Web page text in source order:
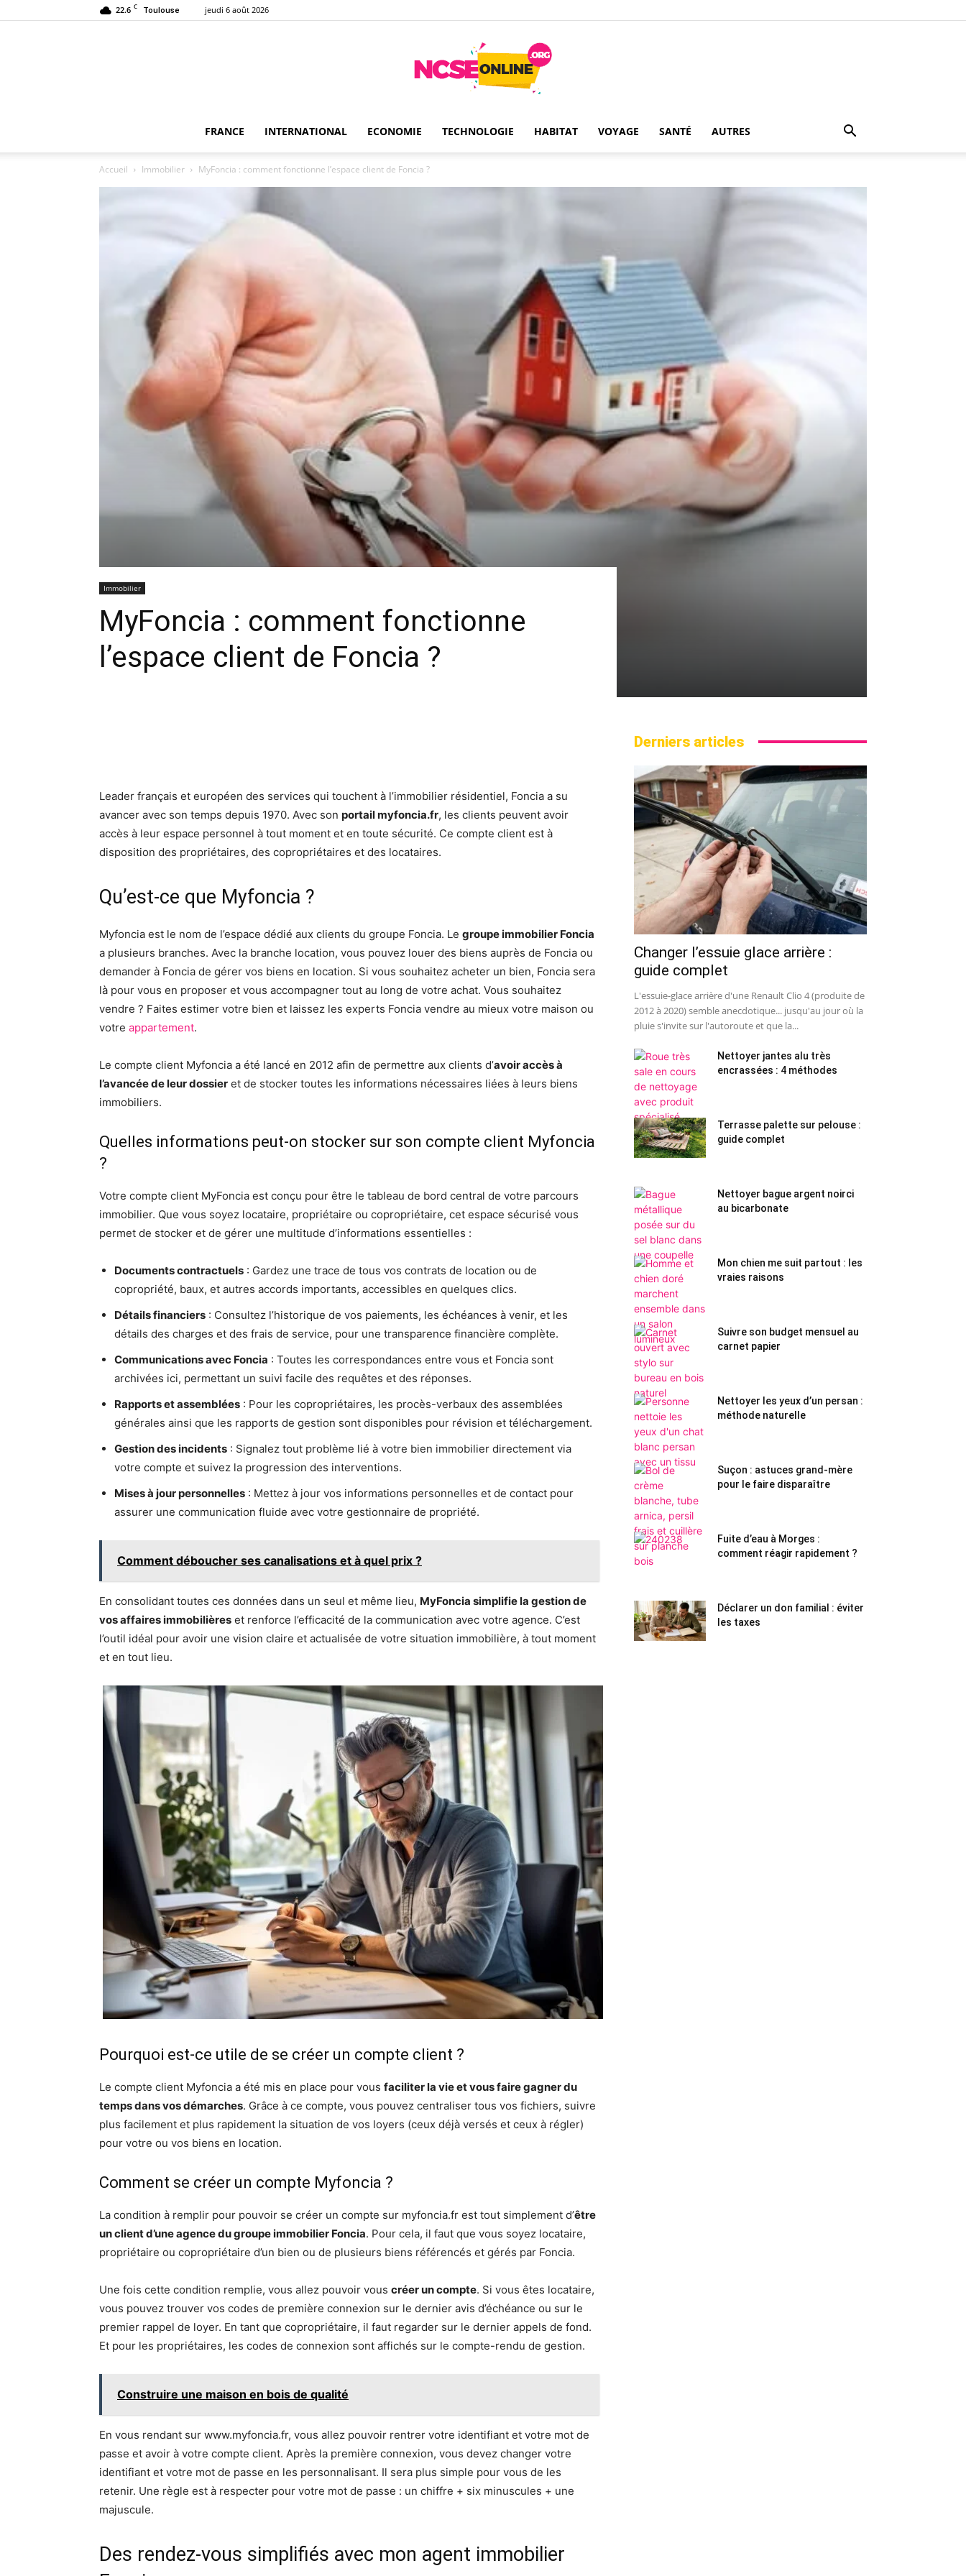
22.6 C Toulouse jeudi 6 août 2026
FRANCE INTERNATIONAL ECONOMIE TECHNOLOGIE HABITAT VOYAGE SANTÉ AUTRES
Accueil Immobilier MyFoncia : comment fonctionne l’espace client de Foncia ?
Immobilier
MyFoncia : comment fonctionne
l’espace client de Foncia ?
Leader français et européen des services qui touchent à l’immobilier résidentiel, Foncia a su
avancer avec son temps depuis 1970. Avec son portail myfoncia.fr, les clients peuvent avoir
accès à leur espace personnel à tout moment et en toute sécurité. Ce compte client est à
disposition des propriétaires, des copropriétaires et des locataires.
Qu’est-ce que Myfoncia ?
Myfoncia est le nom de l’espace dédié aux clients du groupe Foncia. Le groupe immobilier Foncia
a plusieurs branches. Avec la branche location, vous pouvez louer des biens auprès de Foncia ou
demander à Foncia de gérer vos biens en location. Si vous souhaitez acheter un bien, Foncia sera
là pour vous en proposer et vous accompagner tout au long de votre achat. Vous souhaitez
vendre ? Faites estimer votre bien et laissez les experts Foncia vendre au mieux votre maison ou
votre appartement.
Le compte client Myfoncia a été lancé en 2012 afin de permettre aux clients d’avoir accès à
l’avancée de leur dossier et de stocker toutes les informations nécessaires liées à leurs biens
immobiliers.
Quelles informations peut-on stocker sur son compte client Myfoncia
?
Votre compte client MyFoncia est conçu pour être le tableau de bord central de votre parcours
immobilier. Que vous soyez locataire, propriétaire ou copropriétaire, cet espace sécurisé vous
permet de stocker et de gérer une multitude d’informations essentielles :
Documents contractuels : Gardez une trace de tous vos contrats de location ou de
copropriété, baux, et autres accords importants, accessibles en quelques clics.
Détails financiers : Consultez l’historique de vos paiements, les échéances à venir, et les
détails des charges et des frais de service, pour une transparence financière complète.
Communications avec Foncia : Toutes les correspondances entre vous et Foncia sont
archivées ici, permettant un suivi facile des requêtes et des réponses.
Rapports et assemblées : Pour les copropriétaires, les procès-verbaux des assemblées
générales ainsi que les rapports de gestion sont disponibles pour révision et téléchargement.
Gestion des incidents : Signalez tout problème lié à votre bien immobilier directement via
votre compte et suivez la progression des interventions.
Mises à jour personnelles : Mettez à jour vos informations personnelles et de contact pour
assurer une communication fluide avec votre gestionnaire de propriété.
Comment déboucher ses canalisations et à quel prix ?
En consolidant toutes ces données dans un seul et même lieu, MyFoncia simplifie la gestion de
vos affaires immobilières et renforce l’efficacité de la communication avec votre agence. C’est
l’outil idéal pour avoir une vision claire et actualisée de votre situation immobilière, à tout moment
et en tout lieu.
Pourquoi est-ce utile de se créer un compte client ?
Le compte client Myfoncia a été mis en place pour vous faciliter la vie et vous faire gagner du
temps dans vos démarches. Grâce à ce compte, vous pouvez centraliser tous vos fichiers, suivre
plus facilement et plus rapidement la situation de vos loyers (ceux déjà versés et ceux à régler)
pour votre ou vos biens en location.
Comment se créer un compte Myfoncia ?
La condition à remplir pour pouvoir se créer un compte sur myfoncia.fr est tout simplement d’être
un client d’une agence du groupe immobilier Foncia. Pour cela, il faut que vous soyez locataire,
propriétaire ou copropriétaire d’un bien ou de plusieurs biens référencés et gérés par Foncia.
Une fois cette condition remplie, vous allez pouvoir vous créer un compte. Si vous êtes locataire,
vous pouvez trouver vos codes de première connexion sur le dernier avis d’échéance ou sur le
premier rappel de loyer. En tant que copropriétaire, il faut regarder sur le dernier appels de fond.
Et pour les propriétaires, les codes de connexion sont affichés sur le compte-rendu de gestion.
Construire une maison en bois de qualité
En vous rendant sur www.myfoncia.fr, vous allez pouvoir rentrer votre identifiant et votre mot de
passe et avoir à votre compte client. Après la première connexion, vous devez changer votre
identifiant et votre mot de passe en les personnalisant. Il sera plus simple pour vous de les
retenir. Une règle est à respecter pour votre mot de passe : un chiffre + six minuscules + une
majuscule.
Des rendez-vous simplifiés avec mon agent immobilier
Derniers articles
Changer l’essuie glace arrière :
guide complet
L'essuie-glace arrière d'une Renault Clio 4 (produite de
2012 à 2020) semble anecdotique... jusqu'au jour où la
pluie s'invite sur l'autoroute et que la...
Nettoyer jantes alu très
encrassées : 4 méthodes
Terrasse palette sur pelouse :
guide complet
Nettoyer bague argent noirci
au bicarbonate
Mon chien me suit partout : les
vraies raisons
Suivre son budget mensuel au
carnet papier
Nettoyer les yeux d’un persan :
méthode naturelle
Suçon : astuces grand-mère
pour le faire disparaître
Fuite d’eau à Morges :
comment réagir rapidement ?
Déclarer un don familial : éviter
les taxes